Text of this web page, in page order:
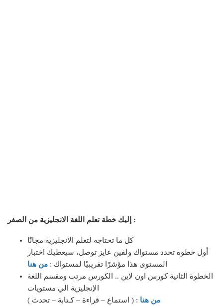
إليك خطة تعلم اللغة الانجليزية من الصفر :
كل ما تحتاجه لتعلم الانجليزية مجانًا
أول خطوة تحدد مستواك ولفين عايز توصل، سيعطيك اختبار
المستوى هذا مؤشرًا تقريبيًا لمستواك : من هنا
الخطوة الثانية كورس اون لاين .. الكورس مرتب ومقسم اللغة
الإنجليزية الي مستويات
( استماع – قراءة – كـتابة – تحدث ) : من هنا